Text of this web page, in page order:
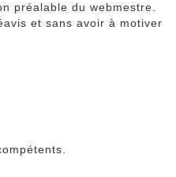
préalable du webmestre.
et sans avoir à motiver